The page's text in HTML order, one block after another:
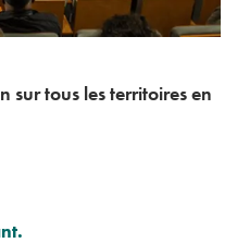
sur tous les territoires en